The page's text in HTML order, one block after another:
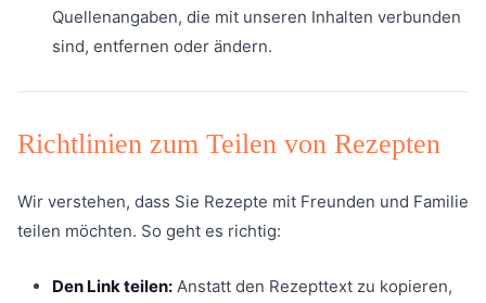
Quellenangaben, die mit unseren Inhalten verbunden
sind, entfernen oder ändern.
Richtlinien zum Teilen von Rezepten
Wir verstehen, dass Sie Rezepte mit Freunden und Familie
teilen möchten. So geht es richtig:
Den Link teilen: Anstatt den Rezepttext zu kopieren,